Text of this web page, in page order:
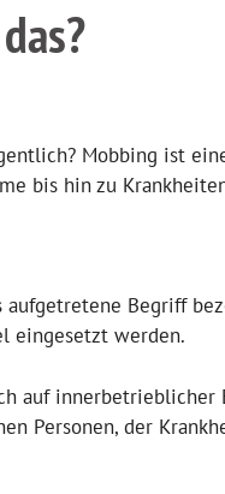
Mobbing ist
bis hin zu
aufgetretene Begriff
eingesetzt werden.
auf innerbetrieblicher
Personen, der